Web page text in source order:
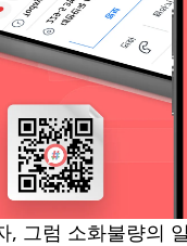
, 그럼 소화불량의